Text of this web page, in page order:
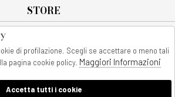
STORE
2026
Legale: Corso Vittorio Emanuele 90/A - 80053
- Italia
di profilazione. Scegli se accettare o meno tali
pagina cookie policy. Maggiori Informazioni
Accetta tutti i cookie